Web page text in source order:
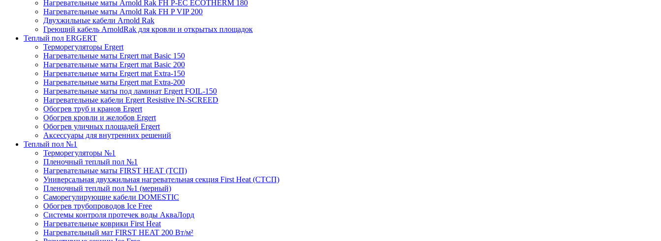
Нагревательные маты Arnold Rak FH P-EC ECOTHERM 180
Нагревательные маты Arnold Rak FH P VIP 200
Двухжильные кабели Arnold Rak
Греющий кабель ArnoldRak для кровли и открытых площадок
Теплый пол ERGERT
Терморегуляторы Ergert
Нагревательные маты Ergert mat Basic 150
Нагревательные маты Ergert mat Basic 200
Нагревательные маты Ergert mat Extra-150
Нагревательные маты Ergert mat Extra-200
Нагревательные маты под ламинат Ergert FOIL-150
Нагревательные кабели Ergert Resistive IN-SCREED
Обогрев труб и кранов Ergert
Обогрев кровли и желобов Ergert
Обогрев уличных площадей Ergert
Аксессуары для внутренних решений
Теплый пол №1
Терморегуляторы №1
Пленочный теплый пол №1
Нагревательные маты FIRST HEAT (ТСП)
Универсальная двухжильная нагревательная секция First Heat (СТСП)
Пленочный теплый пол №1 (мерный)
Саморегулирующие кабели DOMESTIC
Обогрев трубопроводов Ice Free
Системы контроля протечек воды АкваЛорд
Нагревательные коврики First Heat
Нагревательный мат FIRST HEAT 200 Вт/м²